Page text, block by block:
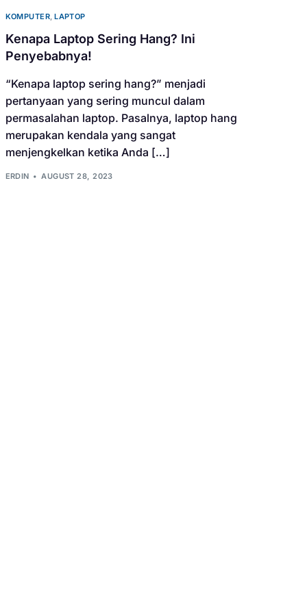
KOMPUTER,LAPTOP
Kenapa Laptop Sering Hang? Ini
Penyebabnya!
“Kenapa laptop sering hang?” menjadi
pertanyaan yang sering muncul dalam
permasalahan laptop. Pasalnya, laptop hang
merupakan kendala yang sangat
menjengkelkan ketika Anda […]
ERDIN AUGUST 28, 2023